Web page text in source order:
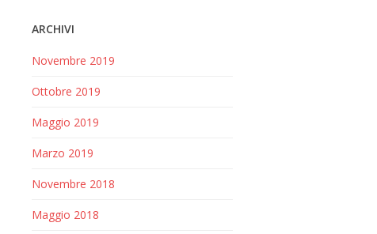
ARCHIVI
Novembre 2019
Ottobre 2019
Maggio 2019
Marzo 2019
Novembre 2018
Maggio 2018